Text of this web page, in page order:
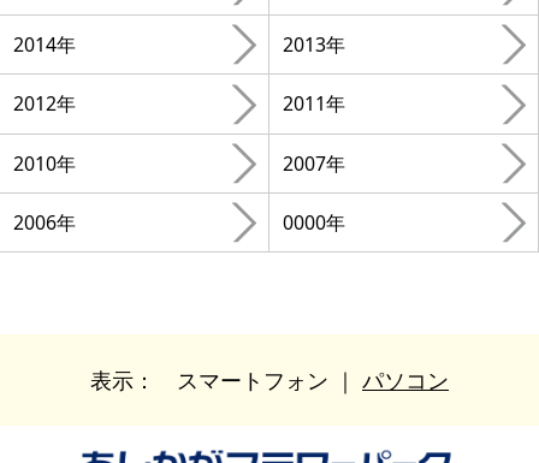
2014年 2013年
2012年 2011年
2010年 2007年
2006年 0000年
表示： スマートフォン ｜ パソコン